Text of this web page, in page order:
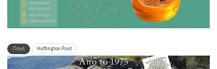
Πηγή Huffington Post